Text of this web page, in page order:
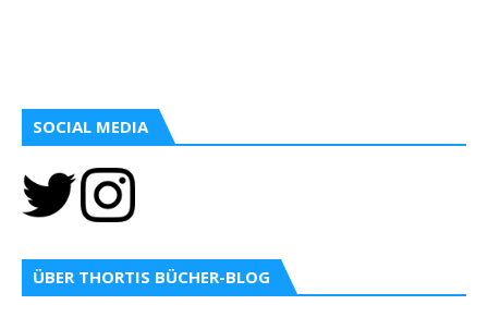
SOCIAL MEDIA
ÜBER THORTIS BÜCHER-BLOG